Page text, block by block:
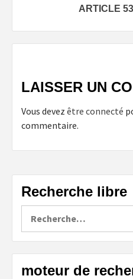
ARTICLE
LAISSER UN
Vous devez être connecté
commentaire.
Recherche libre
moteur de